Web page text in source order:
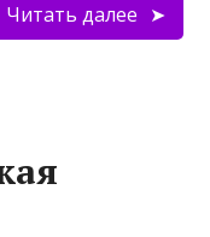
Читать далее